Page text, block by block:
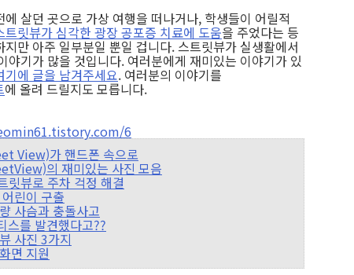
살던 곳으로 가상 여행을 떠나거나, 학생들이 어릴적
트릿뷰가 심각한 광장 공포증 치료에 도움을 주었다는 등
만 아주 일부분일 뿐일 겁니다. 스트릿뷰가 실생활에서
야기가 많을 것입니다. 여러분에게 재미있는 이야기가 있
기에 글을 남겨주세요. 여러분의 이야기를
에 올려 드릴지도 모릅니다.
6
View)가 핸드폰 속으로
의 재미있는 사진 모음
뷰로 주차 걱정 해결
린이 구출
사슴과 충돌사고
를 발견했다고??
사진 3가지
면 지원